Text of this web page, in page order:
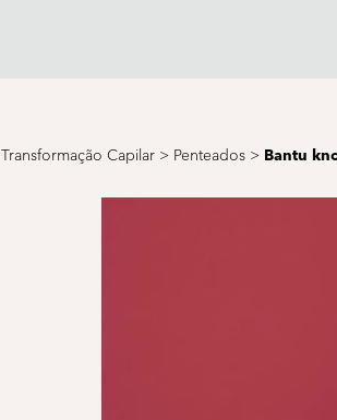
Transformação Capilar > Penteados > Bantu